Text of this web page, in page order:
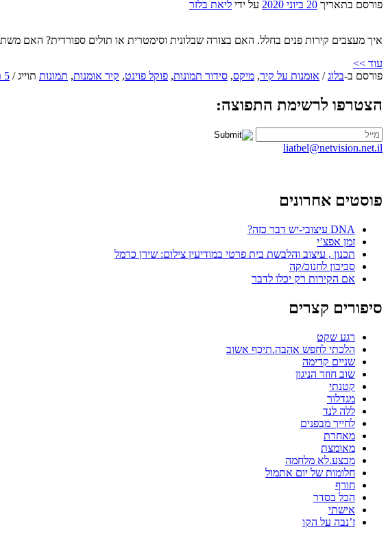
פורסם בתאריך 20 ביוני 2020 על ידי ליאת בלזר
איך מעצבים קירות פנים בחלל. האם בצורה שבלונית וסימטרית או תולים ספורדית? האם
עוד >>
פורסם ב-בלוג / אומנות על קיר, מיקס, סידור תמונות, פוקל פוינט, קיר אומנות, תמונות תוייג/ 5 תגובות
הצטרפו לרשימת התפוצה:
liatbel@netvision.net.il
פוסטים אחרונים
DNA עיצובי-יש דבר כזה?
זמן אפצ’י
תכנון , עיצוב והלבשת בית פרטי במודיעין צילום: שירן כרמל
סביבון לחנוכ/קה
אם הקירות רק יכלו לדבר
סיפורים קצרים
רגע שקט
הלכתי לחפש אהבה.תיכף אשוב
שניים קדימה
שוב חוזר הניגון
קטנתי
מגדלור
ללה לנד
לחייך מבפנים
מאחרת
מאומצת
מבצע.לא מלחמה
חלומות של יום אתמול
חורף
הכל בסדר
אישתי
ז’נבה על הקו